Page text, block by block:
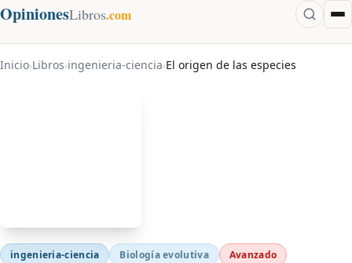
OpinionesLibros.com
Inicio›Libros›ingenieria-ciencia›El origen de las especies
ingenieria-ciencia Biología evolutiva Avanzado